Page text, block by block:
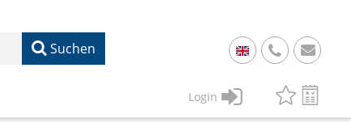
Suchen
49
Login